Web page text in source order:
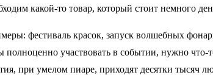
какой-то товар, который стоит немного
фестиваль красок, запуск волшебных
полноценно участвовать в событии, нужно
при умелом пиаре, приходят десятки тысяч